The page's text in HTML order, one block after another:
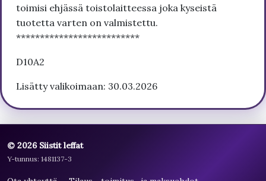
toimisi ehjässä toistolaitteessa joka kyseistä
tuotetta varten on valmistettu.
**************************
D10A2
Lisätty valikoimaan: 30.03.2026
© 2026 Siistit leffat
Y-tunnus: 1481137-3